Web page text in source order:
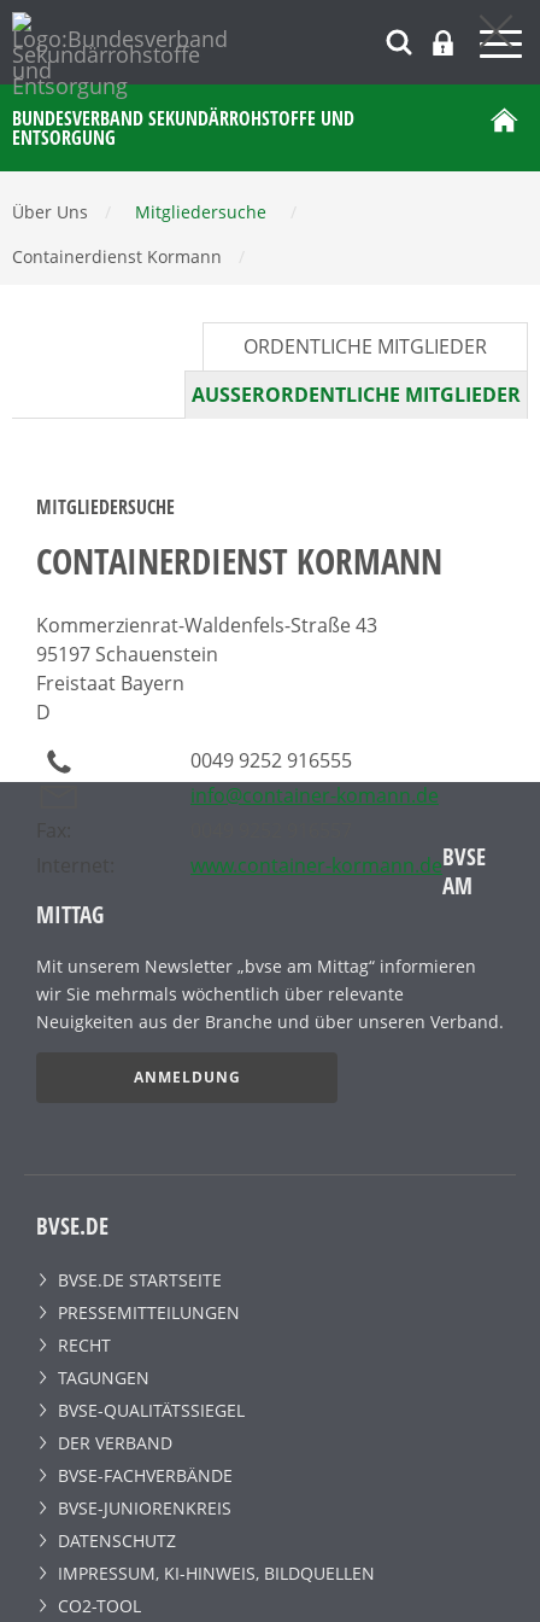
BUNDESVERBAND SEKUNDÄRROHSTOFFE UND
ENTSORGUNG
Über Uns Mitgliedersuche
Containerdienst Kormann
ORDENTLICHE MITGLIEDER
AUSSERORDENTLICHE MITGLIEDER
MITGLIEDERSUCHE
CONTAINERDIENST KORMANN
Kommerzienrat-Waldenfels-Straße 43
95197 Schauenstein
Freistaat Bayern
D
0049 9252 916555
info@container-komann.de
www.container-kormann.deBVSE
AM
MITTAG
Mit unserem Newsletter „bvse am Mittag“ informieren
wir Sie mehrmals wöchentlich über relevante
Neuigkeiten aus der Branche und über unseren Verband.
ANMELDUNG
BVSE.DE
BVSE.DE STARTSEITE
PRESSEMITTEILUNGEN
RECHT
TAGUNGEN
BVSE-QUALITÄTSSIEGEL
DER VERBAND
BVSE-FACHVERBÄNDE
BVSE-JUNIORENKREIS
DATENSCHUTZ
IMPRESSUM, KI-HINWEIS, BILDQUELLEN
CO2-TOOL